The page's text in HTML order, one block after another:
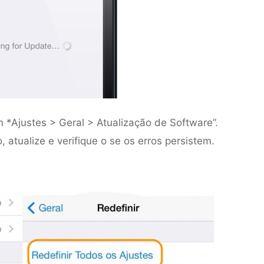
> Geral > Atualização de Software”.
atualize e verifique o se os erros persistem.